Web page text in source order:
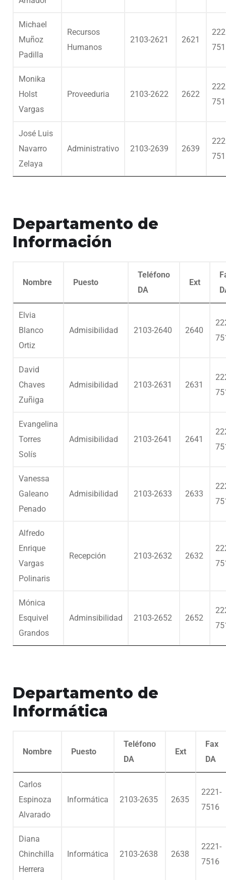
Michael
Muñoz
Padilla
Recursos
Humanos
2103-2621 2621
Monika
Holst
Vargas
Proveeduria 2103-2622 2622
José Luis
Navarro
Zelaya
Administrativo 2103-2639 2639
Departamento de
Información
Nombre Puesto
Teléfono
DA
Ext
Elvia
Blanco
Ortiz
Admisibilidad 2103-2640 2640
David
Chaves
Zuñiga
Admisibilidad 2103-2631 2631
Evangelina
Torres
Solís
Admisibilidad 2103-2641 2641
Vanessa
Galeano
Penado
Admisibilidad 2103-2633 2633
Alfredo
Enrique
Vargas
Polinaris
Recepción 2103-2632 2632
Mónica
Esquivel
Grandos
Adminsibilidad 2103-2652 2652
Departamento de
Informática
Nombre Puesto
Teléfono
DA
Ext
Fax
DA
Carlos
Espinoza
Alvarado
Informática 2103-2635 2635
2221-
7516
Diana
Chinchilla
Herrera
Informática 2103-2638 2638
2221-
7516